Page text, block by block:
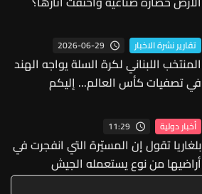
تقارير نشرة الاخبار 2026-06-29
المنتخب اللبناني لكرة السلة يواجه الهند
في تصفيات كأس العالم... إليكم
أخبار دولية 11:29
بلغاريا تقول إن المسيّرة التي انفجرت في
أراضيها من نوع يستعمله الجيش
الأوكراني